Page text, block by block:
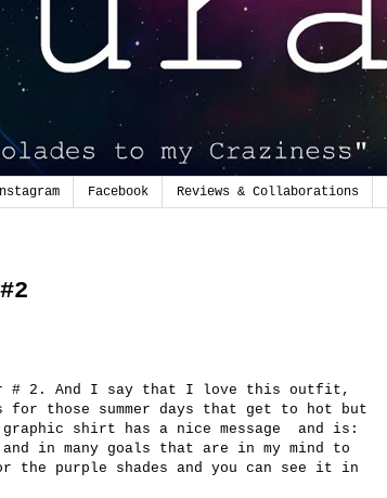
Facebook Reviews & Collaborations
# 2. And I say that I love this outfit,
those summer days that get to hot but
shirt has a nice message and is:
in many goals that are in my mind to
the purple shades and you can see it in